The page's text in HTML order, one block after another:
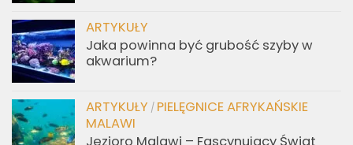
ARTYKUŁY
Jaka powinna być grubość szyby w
akwarium?
ARTYKUŁY / PIELĘGNICE AFRYKAŃSKIE
MALAWI
Jezioro Malawi – Fascynujący Świat